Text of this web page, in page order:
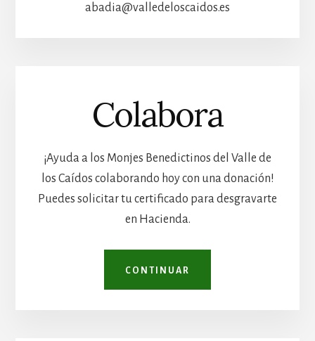
abadia@valledeloscaidos.es
Colabora
¡Ayuda a los Monjes Benedictinos del Valle de
los Caídos colaborando hoy con una donación!
Puedes solicitar tu certificado para desgravarte
en Hacienda.
CONTINUAR